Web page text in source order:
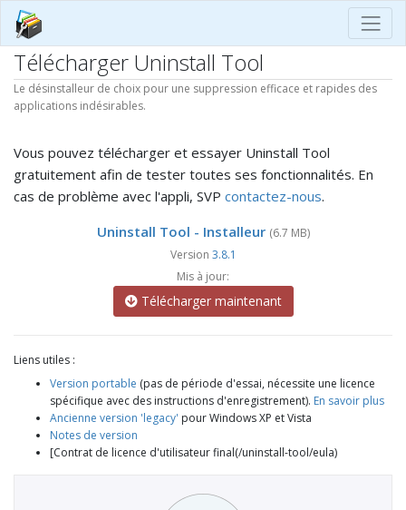
Télécharger Uninstall Tool
Le désinstalleur de choix pour une suppression efficace et rapides des
applications indésirables.
Vous pouvez télécharger et essayer Uninstall Tool
gratuitement afin de tester toutes ses fonctionnalités. En
cas de problème avec l'appli, SVP contactez-nous.
Uninstall Tool - Installeur (6.7 MB)
Version 3.8.1
Mis à jour:
Télécharger maintenant
Liens utiles :
Version portable (pas de période d'essai, nécessite une licence
spécifique avec des instructions d'enregistrement). En savoir plus
Ancienne version 'legacy' pour Windows XP et Vista
Notes de version
[Contrat de licence d'utilisateur final(/uninstall-tool/eula)